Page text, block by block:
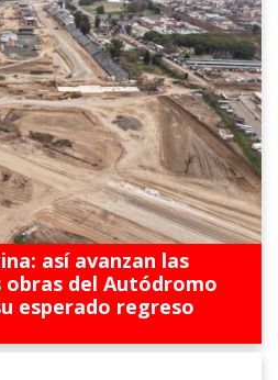
así avanzan las
del Autódromo
esperado regreso